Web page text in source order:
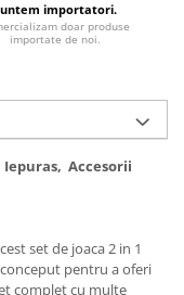
importatori.
doar produse
importate de noi.
Iepuras, Accesorii
set de joaca 2 in 1
pentru a oferi
complet cu multe